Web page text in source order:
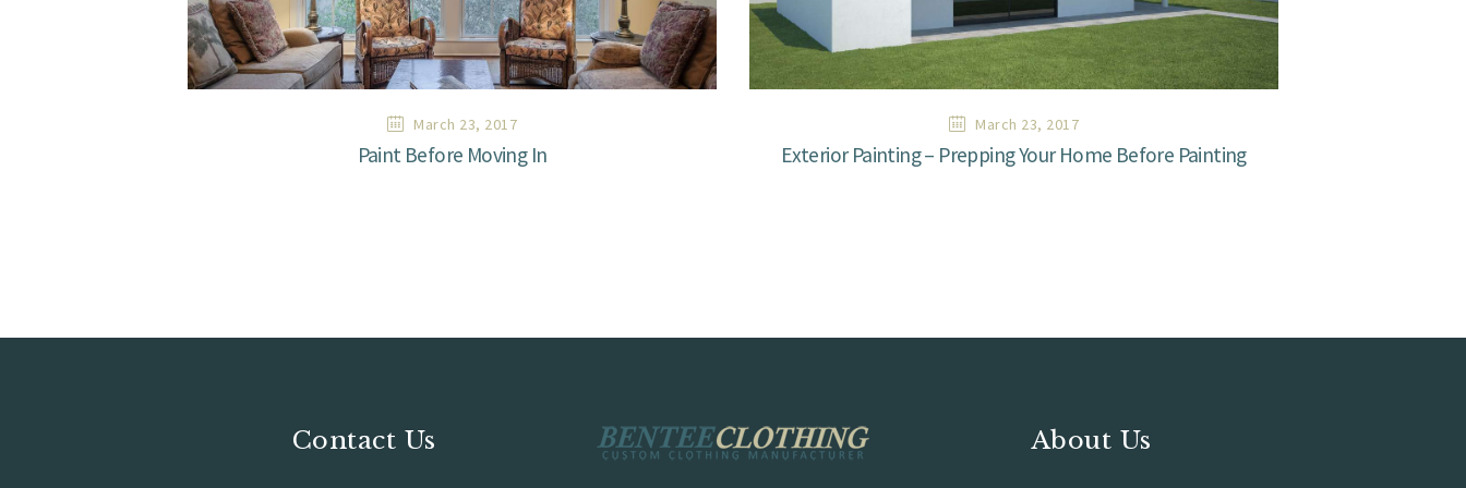
March 23, 2017
Paint Before Moving In
March 23, 2017
Exterior Painting – Prepping Your Home Before Painting
Contact Us About Us